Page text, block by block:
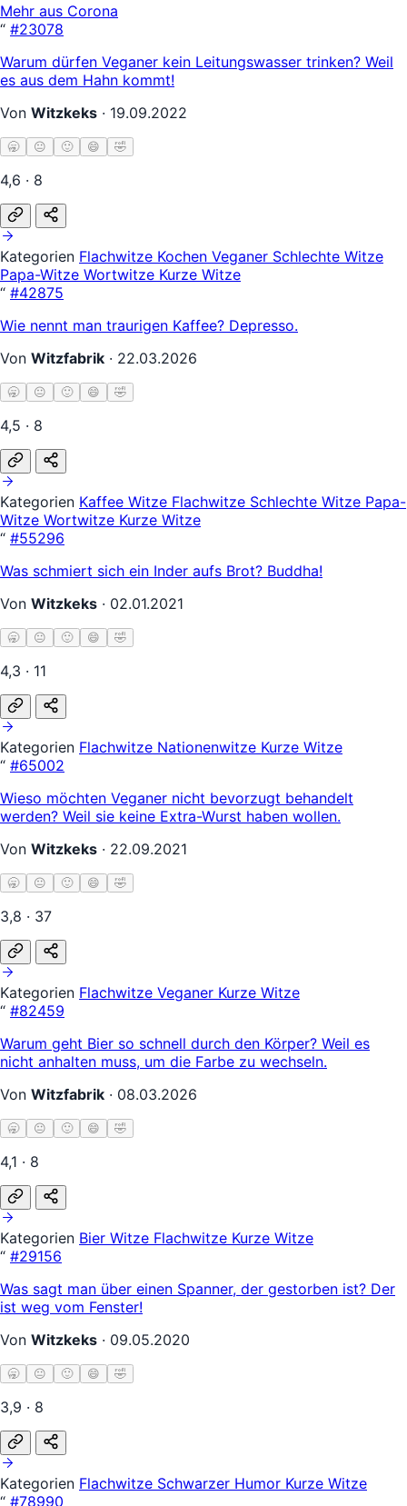
Mehr aus Corona
“ #23078
Warum dürfen Veganer kein Leitungswasser trinken? Weil
es aus dem Hahn kommt!
Von Witzkeks · 19.09.2022
🥱 😐 🙂 😄 🤣
4,6 · 8
Kategorien Flachwitze Kochen Veganer Schlechte Witze
Papa-Witze Wortwitze Kurze Witze
“ #42875
Wie nennt man traurigen Kaffee? Depresso.
Von Witzfabrik · 22.03.2026
🥱 😐 🙂 😄 🤣
4,5 · 8
Kategorien Kaffee Witze Flachwitze Schlechte Witze Papa-
Witze Wortwitze Kurze Witze
“ #55296
Was schmiert sich ein Inder aufs Brot? Buddha!
Von Witzkeks · 02.01.2021
🥱 😐 🙂 😄 🤣
4,3 · 11
Kategorien Flachwitze Nationenwitze Kurze Witze
“ #65002
Wieso möchten Veganer nicht bevorzugt behandelt
werden? Weil sie keine Extra-Wurst haben wollen.
Von Witzkeks · 22.09.2021
🥱 😐 🙂 😄 🤣
3,8 · 37
Kategorien Flachwitze Veganer Kurze Witze
“ #82459
Warum geht Bier so schnell durch den Körper? Weil es
nicht anhalten muss, um die Farbe zu wechseln.
Von Witzfabrik · 08.03.2026
🥱 😐 🙂 😄 🤣
4,1 · 8
Kategorien Bier Witze Flachwitze Kurze Witze
“ #29156
Was sagt man über einen Spanner, der gestorben ist? Der
ist weg vom Fenster!
Von Witzkeks · 09.05.2020
🥱 😐 🙂 😄 🤣
3,9 · 8
Kategorien Flachwitze Schwarzer Humor Kurze Witze
“ #78990